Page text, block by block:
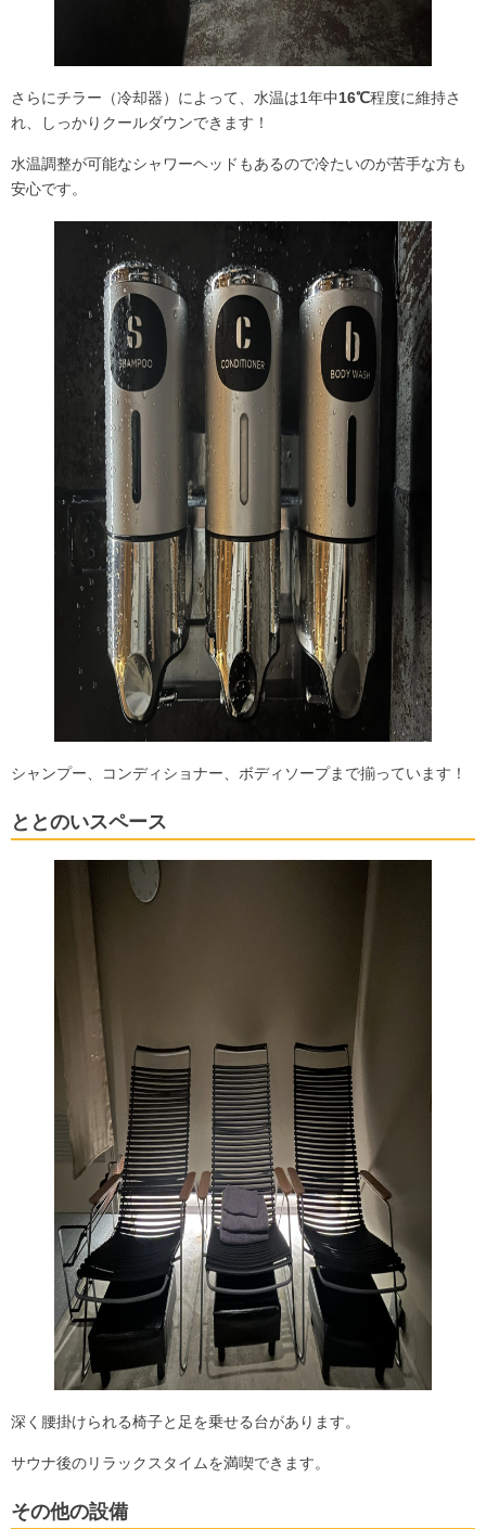
さらにチラー（冷却器）によって、水温は1年中16℃程度に維持さ
れ、しっかりクールダウンできます！
水温調整が可能なシャワーヘッドもあるので冷たいのが苦手な方も
安心です。
シャンプー、コンディショナー、ボディソープまで揃っています！
ととのいスペース
深く腰掛けられる椅子と足を乗せる台があります。
サウナ後のリラックスタイムを満喫できます。
その他の設備